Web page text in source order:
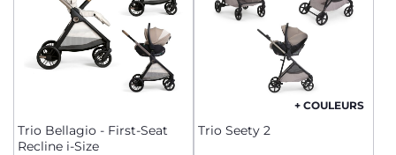
Trio Bellagio - First-Seat
Recline i-Size
+ COULEURS
Trio Seety 2